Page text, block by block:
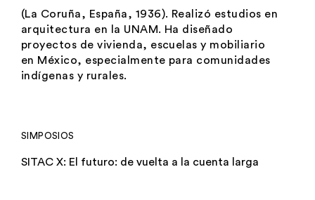
(La Coruña, España, 1936). Realizó estudios en
arquitectura en la UNAM. Ha diseñado
proyectos de vivienda, escuelas y mobiliario
en México, especialmente para comunidades
indígenas y rurales.
SIMPOSIOS
SITAC X: El futuro: de vuelta a la cuenta larga